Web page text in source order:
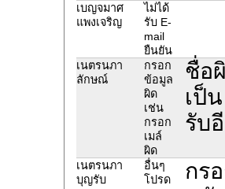
เบญจมาศ
แพงเจริญ
ไม่ได้
รับ E-
mail
ยืนยัน
เนตรนภา
ลักษณ์
กรอก
ข้อมูล
ผิด
เช่น
กรอก
เมล์
ผิด
ชื่อ
เป็
รับ
เนตรนภา
บุญรับ
อื่นๆ
โปรด
กร